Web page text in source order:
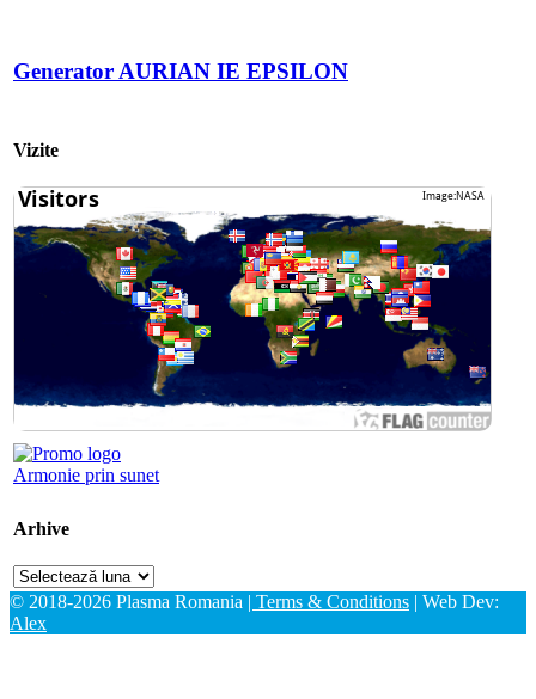
Generator AURIAN IE EPSILON
Vizite
Armonie prin sunet
Arhive
Arhive
© 2018-2026 Plasma Romania | Terms & Conditions | Web Dev:
Alex